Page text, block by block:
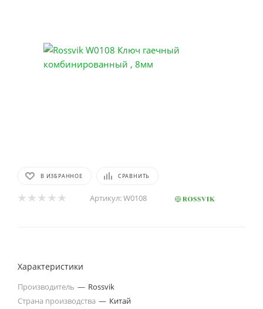
В ИЗБРАННОЕ СРАВНИТЬ
Артикул:W0108
Характеристики
Производитель — Rossvik
Страна производства — Китай